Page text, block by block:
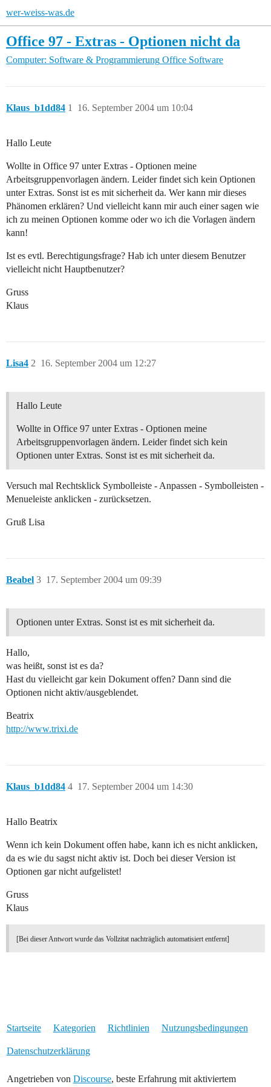
wer-weiss-was.de
Office 97 - Extras - Optionen nicht da
Computer: Software & Programmierung Office Software
Klaus_b1dd84 16. September 2004 um 10:04
1
Hallo Leute
Wollte in Office 97 unter Extras - Optionen meine
Arbeitsgruppenvorlagen ändern. Leider findet sich kein Optionen
unter Extras. Sonst ist es mit sicherheit da. Wer kann mir dieses
Phänomen erklären? Und vielleicht kann mir auch einer sagen wie
ich zu meinen Optionen komme oder wo ich die Vorlagen ändern
kann!
Ist es evtl. Berechtigungsfrage? Hab ich unter diesem Benutzer
vielleicht nicht Hauptbenutzer?
Gruss
Klaus
Lisa4 16. September 2004 um 12:27
2
Hallo Leute
Wollte in Office 97 unter Extras - Optionen meine
Arbeitsgruppenvorlagen ändern. Leider findet sich kein
Optionen unter Extras. Sonst ist es mit sicherheit da.
Versuch mal Rechtsklick Symbolleiste - Anpassen - Symbolleisten -
Menueleiste anklicken - zurücksetzen.
Gruß Lisa
Beabel 17. September 2004 um 09:39
3
Optionen unter Extras. Sonst ist es mit sicherheit da.
Hallo,
was heißt, sonst ist es da?
Hast du vielleicht gar kein Dokument offen? Dann sind die
Optionen nicht aktiv/ausgeblendet.
Beatrix
http://www.trixi.de
Klaus_b1dd84 17. September 2004 um 14:30
4
Hallo Beatrix
Wenn ich kein Dokument offen habe, kann ich es nicht anklicken,
da es wie du sagst nicht aktiv ist. Doch bei dieser Version ist
Optionen gar nicht aufgelistet!
Gruss
Klaus
[Bei dieser Antwort wurde das Vollzitat nachträglich automatisiert entfernt]
Startseite Kategorien Richtlinien Nutzungsbedingungen
Datenschutzerklärung
Angetrieben von Discourse, beste Erfahrung mit aktiviertem